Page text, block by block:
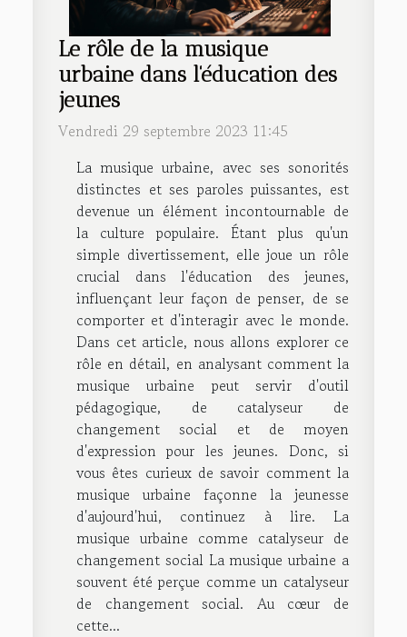
Le rôle de la musique
urbaine dans l'éducation des
jeunes
Vendredi 29 septembre 2023 11:45
La musique urbaine, avec ses sonorités
distinctes et ses paroles puissantes, est
devenue un élément incontournable de
la culture populaire. Étant plus qu'un
simple divertissement, elle joue un rôle
crucial dans l'éducation des jeunes,
influençant leur façon de penser, de se
comporter et d'interagir avec le monde.
Dans cet article, nous allons explorer ce
rôle en détail, en analysant comment la
musique urbaine peut servir d'outil
pédagogique, de catalyseur de
changement social et de moyen
d'expression pour les jeunes. Donc, si
vous êtes curieux de savoir comment la
musique urbaine façonne la jeunesse
d'aujourd'hui, continuez à lire. La
musique urbaine comme catalyseur de
changement social La musique urbaine a
souvent été perçue comme un catalyseur
de changement social. Au cœur de
cette...